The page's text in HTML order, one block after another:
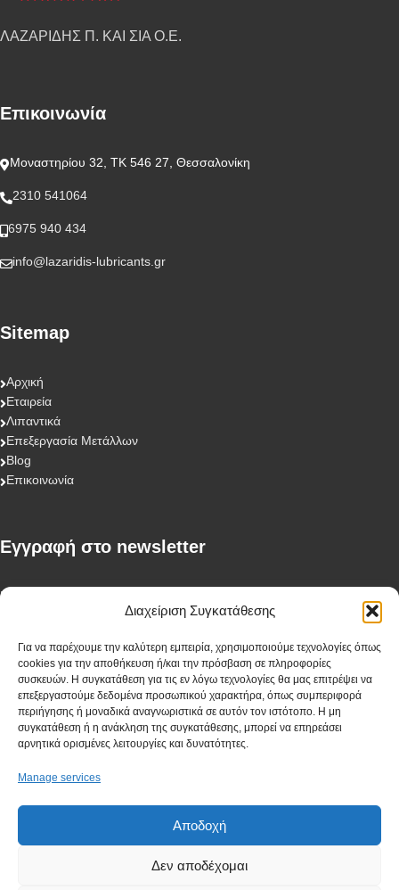
Διαχείριση Συγκατάθεσης
Για να παρέχουμε την καλύτερη εμπειρία, χρησιμοποιούμε τεχνολογίες όπως
cookies για την αποθήκευση ή/και την πρόσβαση σε πληροφορίες
συσκευών. Η συγκατάθεση για τις εν λόγω τεχνολογίες θα μας επιτρέψει να
επεξεργαστούμε δεδομένα προσωπικού χαρακτήρα, όπως συμπεριφορά
περιήγησης ή μοναδικά αναγνωριστικά σε αυτόν τον ιστότοπο. Η μη
συγκατάθεση ή η ανάκληση της συγκατάθεσης, μπορεί να επηρεάσει
αρνητικά ορισμένες λειτουργίες και δυνατότητες.
Manage services
Αποδοχή
Δεν αποδέχομαι
ΛΑΖΑΡΙΔΗΣ Π. ΚΑΙ ΣΙΑ Ο.Ε.
Επικοινωνία
Μοναστηρίου 32, ΤΚ 546 27, Θεσσαλονίκη
2310 541064
6975 940 434
info@lazaridis-lubricants.gr
Sitemap
Αρχική
Εταιρεία
Λιπαντικά
Επεξεργασία Μετάλλων
Blog
Επικοινωνία
Eγγραφή στο newsletter
First Name
Last Name
I have read and agree to the terms & conditions